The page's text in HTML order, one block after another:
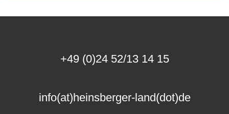
+49 (0)24 52/13 14 15
info(at)heinsberger-land(dot)de